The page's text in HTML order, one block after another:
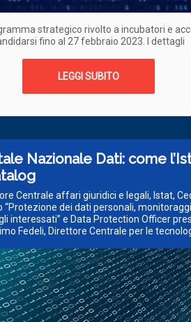
strategico rivolto a incubatori e
fino al 27 febbraio 2023. I dettagli
LEGGI SUBITO
Nazionale Dati: come
Centrale affari giuridici e legali, Istat,
“Protezione dei dati personali,
interessati” e Data Protection Officer
Fedeli, Direttore Centrale per le